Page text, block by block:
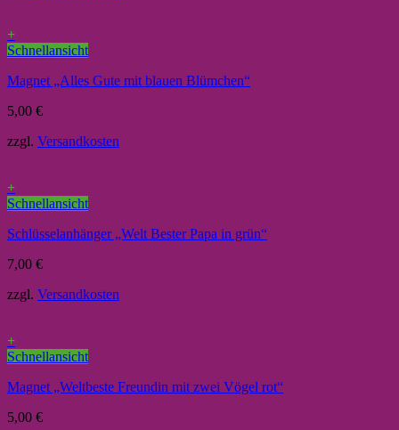
+
Schnellansicht
Magnet „Alles Gute mit blauen Blümchen“
5,00 €
zzgl. Versandkosten
+
Schnellansicht
Schlüsselanhänger „Welt Bester Papa in grün“
7,00 €
zzgl. Versandkosten
+
Schnellansicht
Magnet „Weltbeste Freundin mit zwei Vögel rot“
5,00 €